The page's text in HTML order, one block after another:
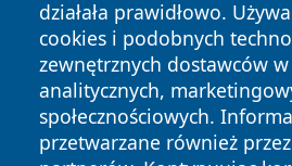
działała prawidłowo.
cookies i podobnych
zewnętrznych dostawców w
analitycznych,
społecznościowych.
przetwarzane również
Copyright © 2026 24piaseczno.pl
zastrzeżone.